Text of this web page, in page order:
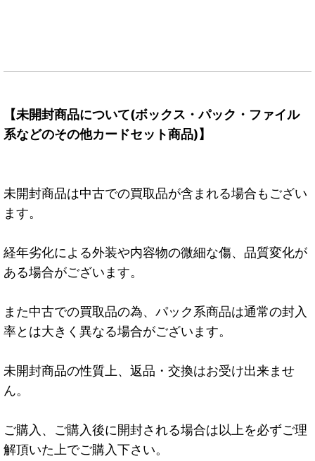
【未開封商品について(ボックス・パック・ファイル
系などのその他カードセット商品)】
未開封商品は中古での買取品が含まれる場合もござい
ます。
経年劣化による外装や内容物の微細な傷、品質変化が
ある場合がございます。
また中古での買取品の為、パック系商品は通常の封入
率とは大きく異なる場合がございます。
未開封商品の性質上、返品・交換はお受け出来ませ
ん。
ご購入、ご購入後に開封される場合は以上を必ずご理
解頂いた上でご購入下さい。